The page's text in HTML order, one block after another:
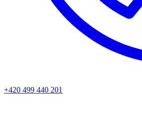
+420 499 440 201